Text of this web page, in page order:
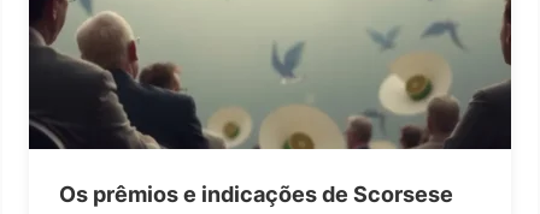
Os prêmios e indicações de Scorsese